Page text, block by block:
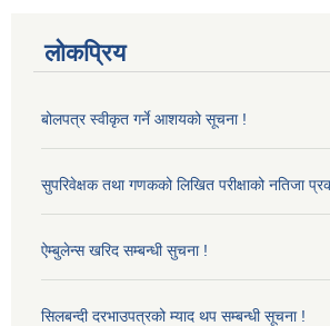
लोकप्रिय
बोलपत्र स्वीकृत गर्ने आशयको सूचना !
सुपरिवेक्षक तथा गणकको लिखित परीक्षाको नतिजा
ऐम्बुलेन्स खरिद सम्बन्धी सुचना !
सिलबन्दी दरभाउपत्रको म्याद थप सम्बन्धी सूचना !